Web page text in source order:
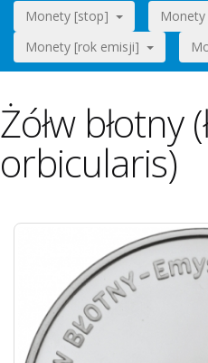
Monety [stop]
Monety
Monety [rok emisji]
Żółw błotny
orbicularis)